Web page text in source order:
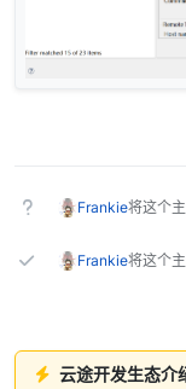
Frankie将这个
Frankie将这个
云途开发生态介